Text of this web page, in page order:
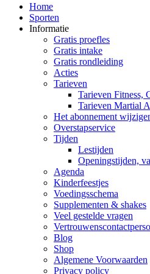
Home
Sporten
Informatie
Gratis proefles
Gratis intake
Gratis rondleiding
Acties
Tarieven
Tarieven Fitness,
Tarieven Martial
Het abonnement
Overstapservice
Tijden
Lestijden
Openingstijden,
Agenda
Kinderfeestjes
Voedingsschema
Supplementen & shakes
Veel gestelde vragen
Blog
Shop
Algemene Voorwaarden
Privacy policy